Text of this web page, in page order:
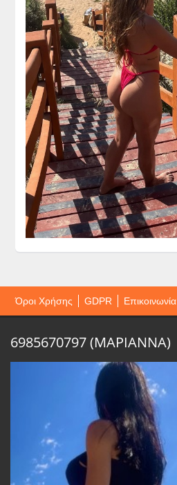
Όροι Χρήσης GDPR Επικοινωνία
6985670797 (ΜΑΡΙΑΝΝΑ)